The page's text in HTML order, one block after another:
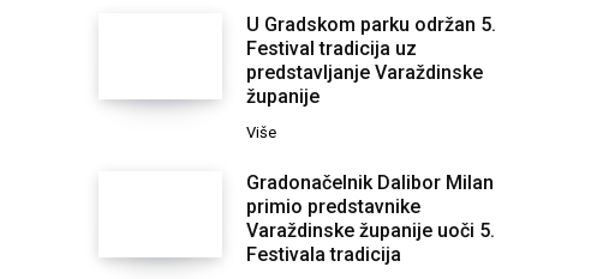
U Gradskom parku održan 5.
Festival tradicija uz
predstavljanje Varaždinske
županije
Više
Gradonačelnik Dalibor Milan
primio predstavnike
Varaždinske županije uoči 5.
Festivala tradicija